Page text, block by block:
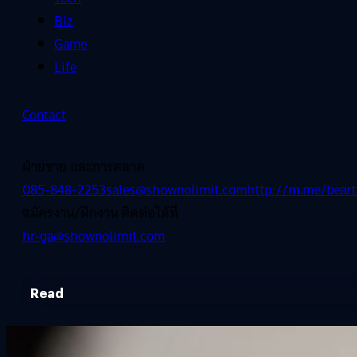
Biz
Game
Life
Contact
ฝ่ายขาย และการตลาด
085-848-2253sales@shownolimit.comhttp://m.me/
สมัครงาน/ฝึกงาน ติดต่อได้ที่
hr-ga@shownolimit.com
Read